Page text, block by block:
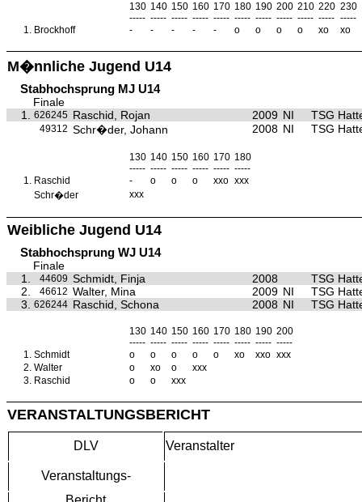
130 140 150 160 170 180 190 200 210 220 230
----- ----- ----- ----- ----- ----- ----- ----- ----- ----- -----
1. Brockhoff - - - - - o o o o xo xo
M�nnliche Jugend U14
Stabhochsprung MJ U14
Finale
1.
626245 Raschid, Rojan 2009 NI TSG
49312 Schr�der, Johann 2008 NI TSG
130 140 150 160 170 180
----- ----- ----- ----- ----- -----
1. Raschid - o o o xxo xxx
Schr�der
xxx
Weibliche Jugend U14
Stabhochsprung WJ U14
Finale
1.
44609 Schmidt, Finja 2008
TSG
2.
46612 Walter, Mina 2009 NI
TSG
3.
626244 Raschid, Schona 2008 NI TSG
130 140 150 160 170 180 190 200
----- ----- ----- ----- ----- ----- ----- -----
1. Schmidt o o o o o xo xxo xxx
2. Walter o xo o
xxx
3. Raschid o o xxx
VERANSTALTUNGSBERICHT
DLV Veranstalter
Veranstaltungs-